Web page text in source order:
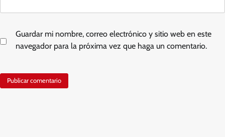
Guardar mi nombre, correo electrónico y sitio web en este
navegador para la próxima vez que haga un comentario.